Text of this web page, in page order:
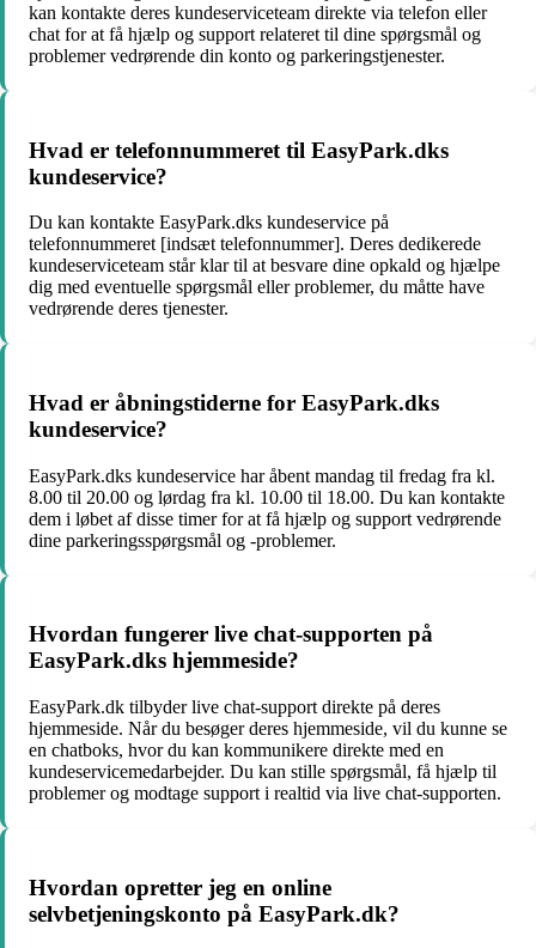
kan kontakte deres kundeserviceteam direkte via telefon eller
chat for at få hjælp og support relateret til dine spørgsmål og
problemer vedrørende din konto og parkeringstjenester.
Hvad er telefonnummeret til EasyPark.dks
kundeservice?
Du kan kontakte EasyPark.dks kundeservice på
telefonnummeret [indsæt telefonnummer]. Deres dedikerede
kundeserviceteam står klar til at besvare dine opkald og hjælpe
dig med eventuelle spørgsmål eller problemer, du måtte have
vedrørende deres tjenester.
Hvad er åbningstiderne for EasyPark.dks
kundeservice?
EasyPark.dks kundeservice har åbent mandag til fredag fra kl.
8.00 til 20.00 og lørdag fra kl. 10.00 til 18.00. Du kan kontakte
dem i løbet af disse timer for at få hjælp og support vedrørende
dine parkeringsspørgsmål og -problemer.
Hvordan fungerer live chat-supporten på
EasyPark.dks hjemmeside?
EasyPark.dk tilbyder live chat-support direkte på deres
hjemmeside. Når du besøger deres hjemmeside, vil du kunne se
en chatboks, hvor du kan kommunikere direkte med en
kundeservicemedarbejder. Du kan stille spørgsmål, få hjælp til
problemer og modtage support i realtid via live chat-supporten.
Hvordan opretter jeg en online
selvbetjeningskonto på EasyPark.dk?